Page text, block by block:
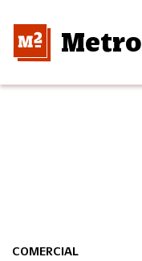
COMERCIAL